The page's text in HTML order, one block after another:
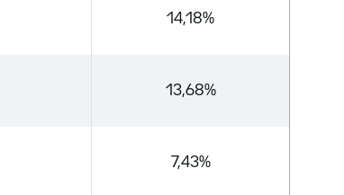
14,18%
13,68%
7,43%